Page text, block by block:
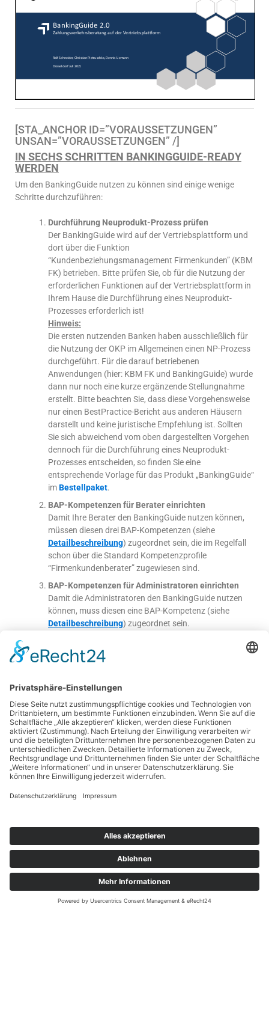
[STA_ANCHOR ID=”VORAUSSETZUNGEN”
UNSAN=”VORAUSSETZUNGEN” /]
IN SECHS SCHRITTEN BANKINGGUIDE-READY
WERDEN
Um den BankingGuide nutzen zu können sind einige wenige
Schritte durchzuführen:
Durchführung Neuprodukt-Prozess prüfen
Der BankingGuide wird auf der Vertriebsplattform und
dort über die Funktion
“Kundenbeziehungsmanagement Firmenkunden” (KBM
FK) betrieben. Bitte prüfen Sie, ob für die Nutzung der
erforderlichen Funktionen auf der Vertriebsplattform in
Ihrem Hause die Durchführung eines Neuprodukt-
Prozesses erforderlich ist!
Hinweis:
Die ersten nutzenden Banken haben ausschließlich für
die Nutzung der OKP im Allgemeinen einen NP-Prozess
durchgeführt. Für die darauf betriebenen
Anwendungen (hier: KBM FK und BankingGuide) wurde
dann nur noch eine kurze ergänzende Stellungnahme
erstellt. Bitte beachten Sie, dass diese Vorgehensweise
nur einen BestPractice-Bericht aus anderen Häusern
darstellt und keine juristische Empfehlung ist. Sollten
Sie sich abweichend vom oben dargestellten Vorgehen
dennoch für die Durchführung eines Neuprodukt-
Prozesses entscheiden, so finden Sie eine
entsprechende Vorlage für das Produkt „BankingGuide“
imBestellpaket.
BAP-Kompetenzen für Berater einrichten
Damit Ihre Berater den BankingGuide nutzen können,
müssen diesen drei BAP-Kompetenzen (siehe
Detailbeschreibung) zugeordnet sein, die im Regelfall
schon über die Standard Kompetenzprofile
“Firmenkundenberater” zugewiesen sind.
BAP-Kompetenzen für Administratoren einrichten
Damit die Administratoren den BankingGuide nutzen
können, muss diesen eine BAP-Kompetenz (siehe
Detailbeschreibung) zugeordnet sein.
In unseremBestellpaket
zusammengestellt. Senden Sie die bereitgestellten
Unterlagen bitte ausgefüllt an
bestellung@bankingguide.de. Wir werden die
Bestellung schnellstmöglich bearbeiten und Ihnen den
Lizenzschlüssel zur Eingabe auf der Vertriebsplattform
(siehe 5.) zukommen lassen.
Lizenzschlüssel erfassen und freigeben lassen (4-
Die Aktivierung und Freigabe des Lizenzschlüssels im 4-
Klicks notwendig.
Projektstart
alle vorbereitenden Schritte abgeschlossen! Die
weiteren Projektmeilensteine werden eng durch Ihren
Projektbetreuer im Rahmen des Einführungsprozess